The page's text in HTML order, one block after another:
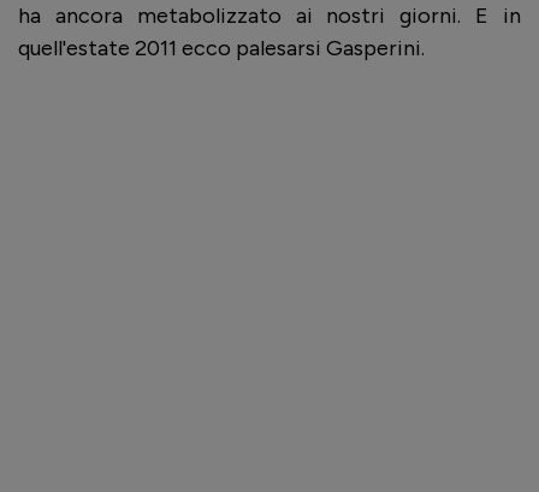
ha ancora metabolizzato ai nostri giorni. E in
quell'estate 2011 ecco palesarsi Gasperini.